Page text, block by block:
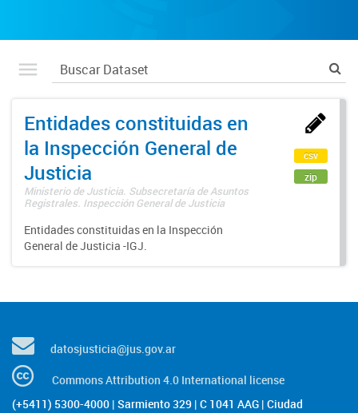
Entidades constituidas en
la Inspección General de
Justicia
Ministerio de Justicia. Subsecretaría de Asuntos
Registrales. Inspección General de Justicia
Entidades constituidas en la Inspección
General de Justicia -IGJ.
csv
zip
datosjusticia@jus.gov.ar
Commons Attribution 4.0 International license
(+5411) 5300-4000 | Sarmiento 329 | C 1041 AAG | Ciudad